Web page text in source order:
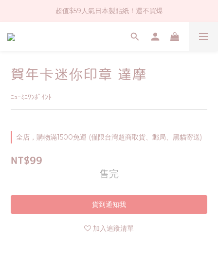
社群大人氣！各種有趣的打洞器
超值$59人氣日本製貼紙！還不買爆
全店$1500免運(台灣地區)
賀年卡迷你印章 達摩
ﾆｭｰﾐﾆﾜﾝﾎﾟｲﾝﾄ
全店，購物滿1500免運 (僅限台灣超商取貨、郵局、黑貓寄送)
NT$99
售完
貨到通知我
加入追蹤清單